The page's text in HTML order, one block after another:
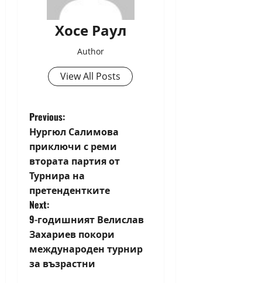
Хосе Раул
Author
View All Posts
P
o
s
t
n
a
v
Previous:
Нургюл Салимова
приключи с реми
втората партия от
Турнира на
претендентките
Next:
9-годишният Велислав
Захариев покори
международен турнир
за възрастни